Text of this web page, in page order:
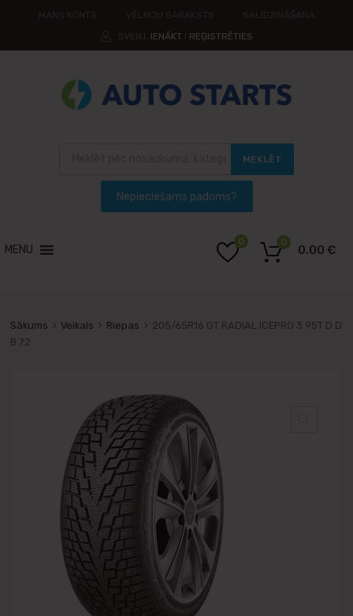
IENĀKT REĢISTRĒTIES
MEKLĒT
MENU
0
0.00 €
0
Sākums Veikals Riepas
205/65R16 GT RADIAL ICEPRO 3 95T D D
B 72